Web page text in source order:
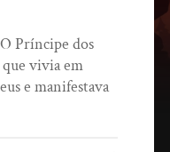
Príncipe dos
vivia em
e manifestava